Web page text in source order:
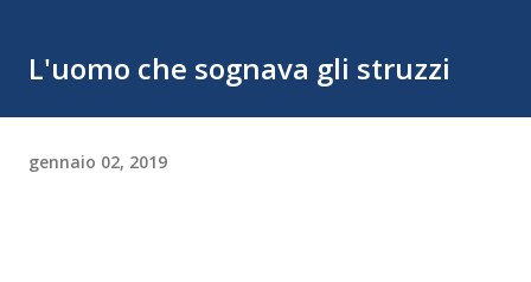
L'uomo che sognava gli struzzi
gennaio 02, 2019